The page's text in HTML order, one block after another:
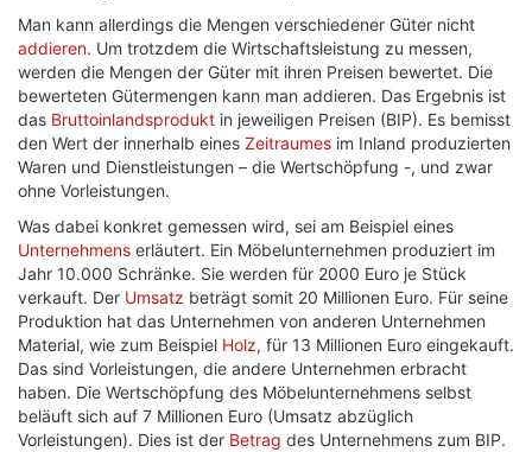
Man kann allerdings die Mengen verschiedener Güter nicht
addieren. Um trotzdem die Wirtschaftsleistung zu messen,
werden die Mengen der Güter mit ihren Preisen bewertet. Die
bewerteten Gütermengen kann man addieren. Das Ergebnis ist
das Bruttoinlandsprodukt in jeweiligen Preisen (BIP). Es bemisst
den Wert der innerhalb eines Zeitraumes im Inland produzierten
Waren und Dienstleistungen – die Wertschöpfung -, und zwar
ohne Vorleistungen.
Was dabei konkret gemessen wird, sei am Beispiel eines
Unternehmens erläutert. Ein Möbelunternehmen produziert im
Jahr 10.000 Schränke. Sie werden für 2000 Euro je Stück
verkauft. Der Umsatz beträgt somit 20 Millionen Euro. Für seine
Produktion hat das Unternehmen von anderen Unternehmen
Material, wie zum Beispiel Holz, für 13 Millionen Euro eingekauft.
Das sind Vorleistungen, die andere Unternehmen erbracht
haben. Die Wertschöpfung des Möbelunternehmens selbst
beläuft sich auf 7 Millionen Euro (Umsatz abzüglich
Vorleistungen). Dies ist der Betrag des Unternehmens zum BIP.